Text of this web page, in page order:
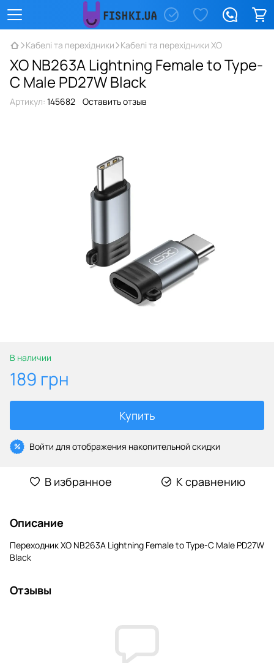
Кабелі та перехідники Кабелі та перехідники XO
XO NB263A Lightning Female to Type-
C Male PD27W Black
Артикул: 145682 Оставить отзыв
В наличии
189 грн
Купить
% Войти для отображения накопительной скидки
В избранное К сравнению
Описание
Переходник XO NB263A Lightning Female to Type-C Male PD27W
Black
Отзывы